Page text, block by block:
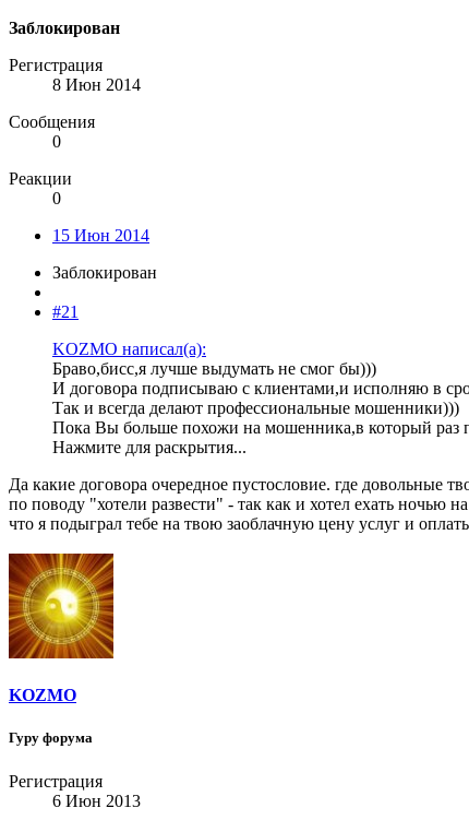
Заблокирован
Регистрация
8 Июн 2014
Сообщения
0
Реакции
0
15 Июн 2014
Заблокирован
#21
KOZMO написал(а):
Браво,бисс,я лучше выдумать не смог бы)))
И договора подписываю с клиентами,и исполняю в
Так и всегда делают профессиональные мошенники)))
Пока Вы больше похожи на мошенника,в который раз
Нажмите для раскрытия...
Да какие договора очередное пустословие. где довольные
по поводу "хотели развести" - так как и хотел ехать ночью
что я подыграл тебе на твою заоблачную цену услуг и
KOZMO
Гуру форума
Регистрация
6 Июн 2013